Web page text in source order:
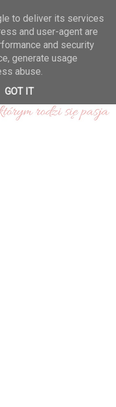
to deliver its services
and user-agent are
and security
generate usage
abuse.
GOT IT